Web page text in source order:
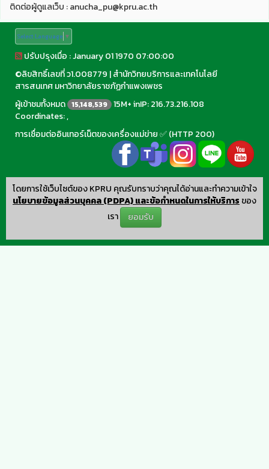
ติดต่อผู้ดูแลเว็บ : anucha_pu@kpru.ac.th
Select Language ▼
ปรับปรุงเมื่อ : January 01 1970 07:00:00
©ลิขสิทธิ์เลขที่ ว1.008779 |สำนักวิทยบริการและเทคโนโลยี
สารสนเทศ มหาวิทยาลัยราชภัฏกำแพงเพชร
ผู้เข้าชมทั้งหมด 15,148,539 15M+ inIP: 216.73.216.108
Coordinates: ,
การเชื่อมต่ออินเทอร์เน็ตของเครื่องแม่ข่าย ✅ (HTTP 200)
โดยการใช้เว็บไซต์ของ KPRU คุณรับทราบว่าคุณได้อ่านและทำความเข้าใจ
นโยบายข้อมูลส่วนบุคคล (PDPA) และข้อกำหนดในการให้บริการ ของ
เรา
ยอมรับ